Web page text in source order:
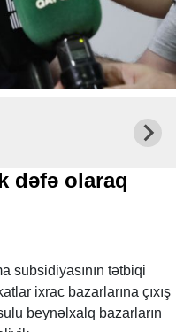
dəfə olaraq
subsidiyasının tətbiqi
ixrac bazarlarına çıxış
beynəlxalq bazarların